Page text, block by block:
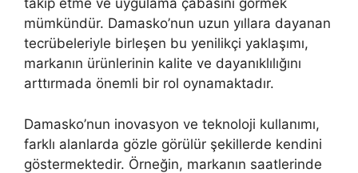
takip etme ve uygulama çabasını görmek
mümkündür. Damasko’nun uzun yıllara dayanan
tecrübeleriyle birleşen bu yenilikçi yaklaşımı,
markanın ürünlerinin kalite ve dayanıklılığını
arttırmada önemli bir rol oynamaktadır.
Damasko’nun inovasyon ve teknoloji kullanımı,
farklı alanlarda gözle görülür şekillerde kendini
göstermektedir. Örneğin, markanın saatlerinde